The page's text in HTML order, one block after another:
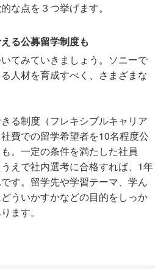
な点を３つ挙げます。
る公募留学制度も
てみていきましょう。ソニーで
人材を育成すべく、さまざまな
る制度（フレキシブルキャリア
費での留学希望者を10名程度公
。一定の条件を満たした社員
えで社内選考に合格すれば、1年
す。留学先や学習テーマ、学ん
ういかすかなどの目的をしっか
ます。